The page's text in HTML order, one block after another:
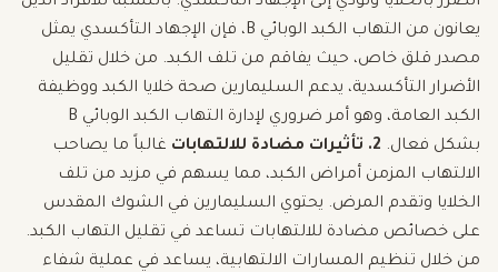
يعانون من التهاب الكبد الوبائي B، فإن الإجهاد التأكسدي يمثل
مصدر قلق خاص، حيث يفاقم من تلف الكبد. من خلال تقليل
الأضرار التأكسدية، يدعم السليمارين صحة خلايا الكبد ووظيفة
الكبد العامة، وهو أمر ضروري لإدارة التهاب الكبد الوبائي B
بشكل فعال. 2. تأثيرات مضادة للالتهابات
غالباً ما يصاحب
الالتهاب المزمن أمراض الكبد، مما يسهم في مزيد من تلف
الخلايا وتقدم المرض. يحتوي السليمارين في الشوك المقدس
على خصائص مضادة للالتهابات تساعد في تقليل التهاب الكبد.
من خلال تنظيم المسارات الالتهابية، يساعد في عملية شفاء